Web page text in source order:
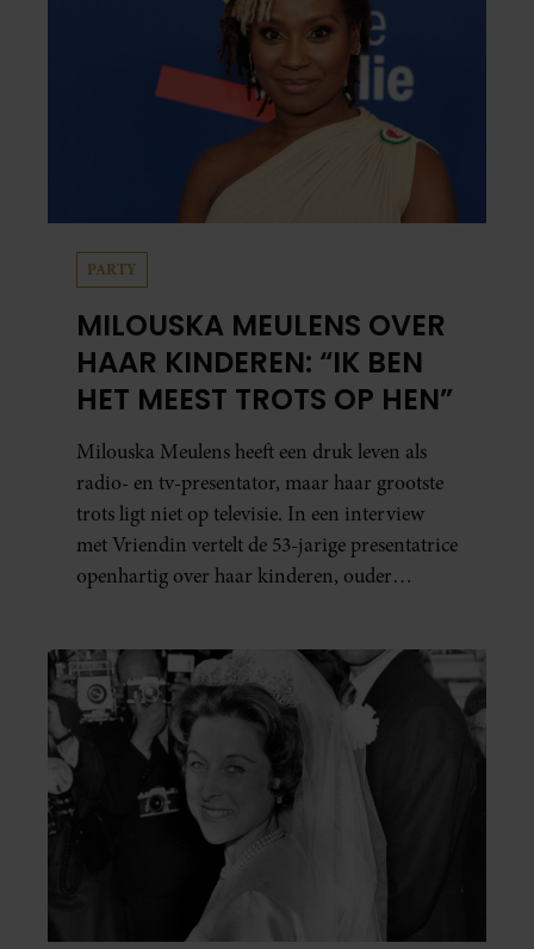
PARTY
MILOUSKA MEULENS OVER
HAAR KINDEREN: “IK BEN
HET MEEST TROTS OP HEN”
Milouska Meulens heeft een druk leven als
radio- en tv-presentator, maar haar grootste
trots ligt niet op televisie. In een interview
met Vriendin vertelt de 53-jarige presentatrice
openhartig over haar kinderen, ouder
welke levenslessen haar vandaag de dag het
meest bezighouden.